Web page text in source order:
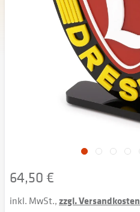
64,50 €
inkl. MwSt.,zzgl. Versandkosten